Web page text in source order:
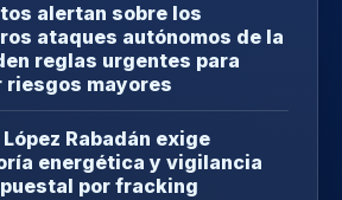
alertan sobre los
ataques autónomos de la
reglas urgentes para
riesgos mayores
López Rabadán exige
energética y vigilancia
por fracking